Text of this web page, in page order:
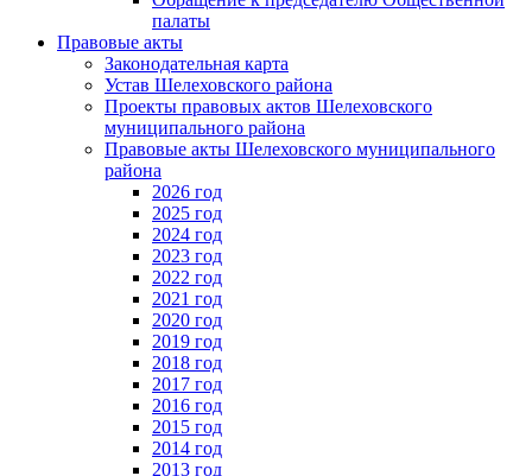
палаты
Правовые акты
Законодательная карта
Устав Шелеховского района
Проекты правовых актов Шелеховского
муниципального района
Правовые акты Шелеховского муниципального
района
2026 год
2025 год
2024 год
2023 год
2022 год
2021 год
2020 год
2019 год
2018 год
2017 год
2016 год
2015 год
2014 год
2013 год